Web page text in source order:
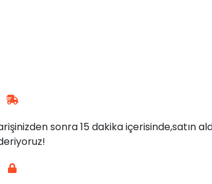
sonra 15 dakika içerisinde,satın